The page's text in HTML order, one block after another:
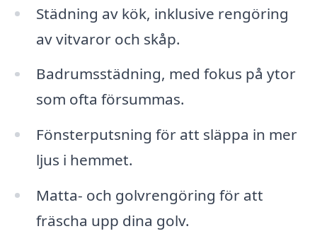
Städning av kök, inklusive rengöring
av vitvaror och skåp.
Badrumsstädning, med fokus på ytor
som ofta försummas.
Fönsterputsning för att släppa in mer
ljus i hemmet.
Matta- och golvrengöring för att
fräscha upp dina golv.